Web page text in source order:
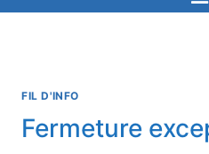
FIL D'INFO
Fermeture